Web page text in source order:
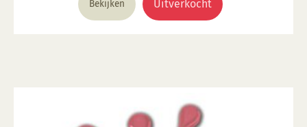
gebakken scherf. 2. Stook op 1000 °C. 3. Voor
transparant glazuur gebruik, kwast of dompel
Bekijken Uitverkocht